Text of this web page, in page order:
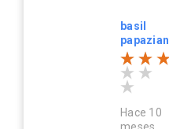
basil
papazian
Hace 10